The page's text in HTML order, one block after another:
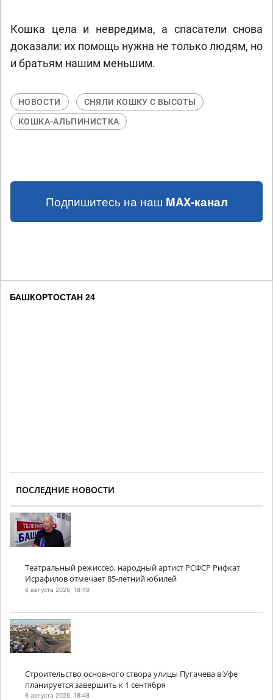
Кошка цела и невредима, а спасатели снова
доказали: их помощь нужна не только людям, но
и братьям нашим меньшим.
НОВОСТИ
СНЯЛИ КОШКУ С ВЫСОТЫ
КОШКА-АЛЬПИНИСТКА
Подпишитесь на наш MAX-канал
БАШКОРТОСТАН 24
ПОСЛЕДНИЕ НОВОСТИ
Театральный режиссер, народный артист РСФСР Рифкат
Исрафилов отмечает 85-летний юбилей
6 августа 2026, 18:49
Строительство основного створа улицы Пугачева в Уфе
планируется завершить к 1 сентября
6 августа 2026, 18:48